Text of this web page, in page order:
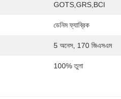
GOTS,GRS,BCI
ডেনিম ফ্যাব্রিক
5 অনেস, 170 জিএসএম
100% তুলা